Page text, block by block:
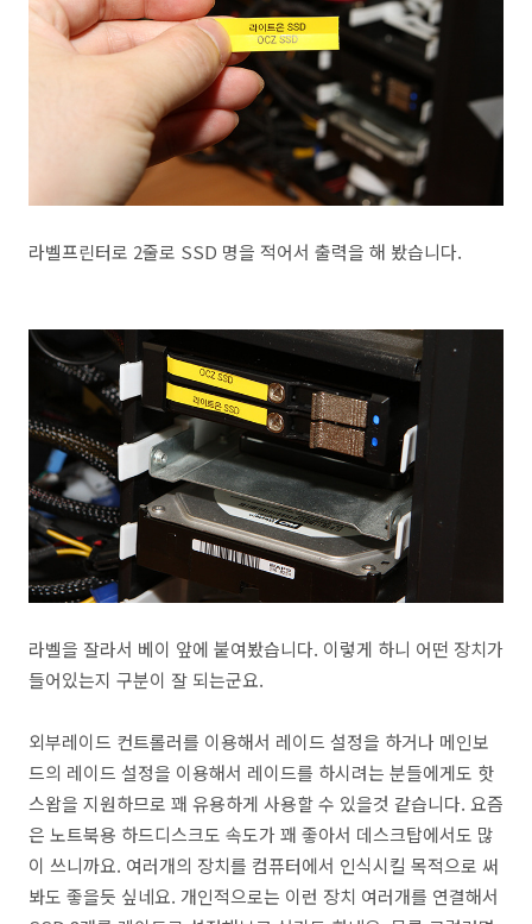
라벨프린터로 2줄로 SSD 명을 적어서 출력을 해 봤습니다.
라벨을 잘라서 베이 앞에 붙여봤습니다. 이렇게 하니 어떤 장치가
들어있는지 구분이 잘 되는군요.
외부레이드 컨트롤러를 이용해서 레이드 설정을 하거나 메인보
드의 레이드 설정을 이용해서 레이드를 하시려는 분들에게도 핫
스왑을 지원하므로 꽤 유용하게 사용할 수 있을것 같습니다. 요즘
은 노트북용 하드디스크도 속도가 꽤 좋아서 데스크탑에서도 많
이 쓰니까요. 여러개의 장치를 컴퓨터에서 인식시킬 목적으로 써
봐도 좋을듯 싶네요. 개인적으로는 이런 장치 여러개를 연결해서